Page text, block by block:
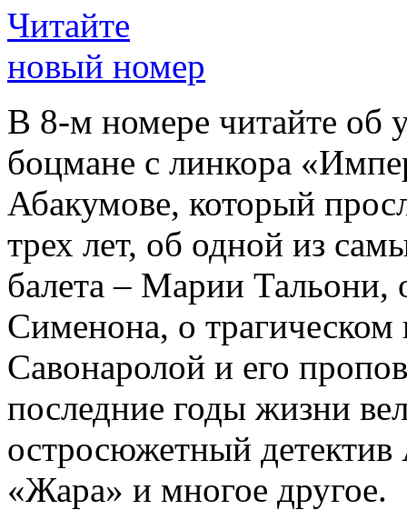
Читайте
новый номер
В 8-м номере читайте об
боцмане с линкора
Абакумове, который
трех лет, об одной из
балета – Марии
Сименона, о трагическом
Савонаролой и его
последние годы жизни
остросюжетный детектив
«Жара» и многое другое.